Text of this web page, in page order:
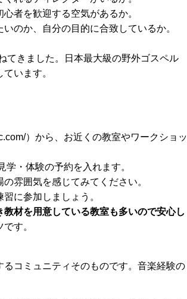
者を歓迎する空気があるか。
のか、自分の目的に合致しているか。
てきました。日本最大級の野外ゴスペル
います。
）から、お近くの教室やワークショッ
・体験の予約を入れます。
雰囲気を感じてみてください。
に参加しましょう。
材を用意している教室も多いので安心し
す。
コミュニティそのものです。音楽経験の